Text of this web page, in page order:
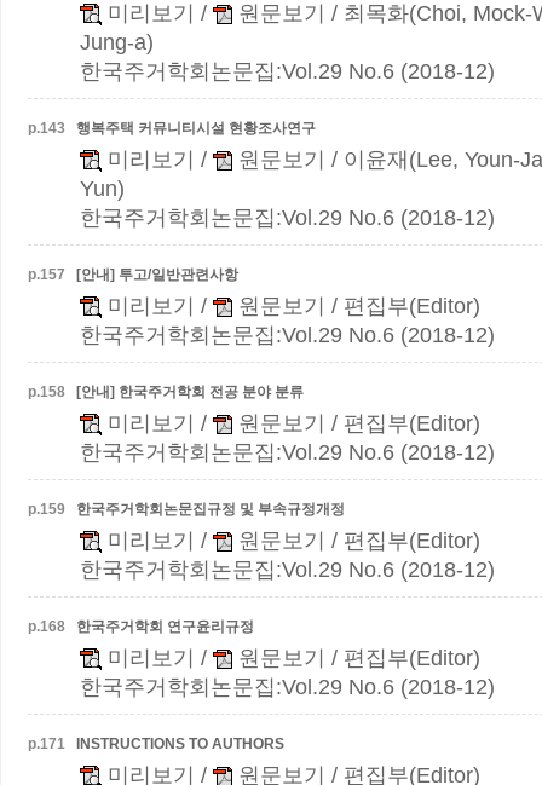
미리보기 / 원문보기
/ 최목화(Choi, Mock-
Jung-a)
한국주거학회논문집:Vol.29 No.6 (2018-12)
p.143 행복주택 커뮤니티시설 현황조사연구
미리보기 / 원문보기
/ 이윤재(Lee, Youn-
Yun)
한국주거학회논문집:Vol.29 No.6 (2018-12)
p.157 [안내] 투고/일반관련사항
미리보기 / 원문보기
/ 편집부(Editor)
한국주거학회논문집:Vol.29 No.6 (2018-12)
p.158 [안내] 한국주거학회 전공 분야 분류
미리보기 / 원문보기
/ 편집부(Editor)
한국주거학회논문집:Vol.29 No.6 (2018-12)
p.159 한국주거학회논문집규정 및 부속규정개정
미리보기 / 원문보기
/ 편집부(Editor)
한국주거학회논문집:Vol.29 No.6 (2018-12)
p.168 한국주거학회 연구윤리규정
미리보기 / 원문보기
/ 편집부(Editor)
한국주거학회논문집:Vol.29 No.6 (2018-12)
p.171 INSTRUCTIONS TO AUTHORS
미리보기 / 원문보기 / 편집부(Editor)